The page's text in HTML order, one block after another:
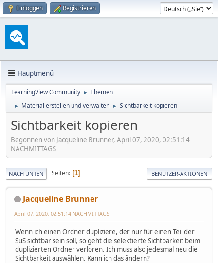
Einloggen Registrieren
Hauptmenü
LearningView Community ► Themen
► Material erstellen und verwalten ► Sichtbarkeit kopieren
Sichtbarkeit kopieren
Begonnen von Jacqueline Brunner, April 07, 2020, 02:51:14
NACHMITTAGS
NACH UNTEN Seiten 1 BENUTZER-AKTIONEN
Jacqueline Brunner
April 07, 2020, 02:51:14 NACHMITTAGS
Wenn ich einen Ordner dupliziere, der nur für einen Teil der
SuS sichtbar sein soll, so geht die selektierte Sichtbarkeit beim
duplizierten Ordner verloren. Ich muss also jedesmal neu die
Sichtbarkeit auswählen. Kann ich das ändern?